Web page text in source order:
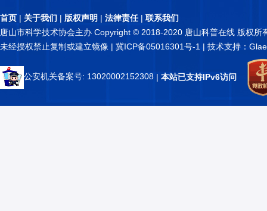
首页 | 关于我们 | 版权声明 | 法律责任| 联系我们
唐山市科学技术协会主办 Copyright © 2018-2020 唐山科普在线 版权所
未经授权禁止复制或建立镜像 | 冀ICP备05016301号-1 | 技术支持：
公安机关备案号: 13020002152308 | 本站已支持IPv6访问